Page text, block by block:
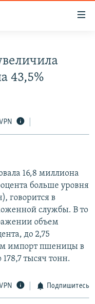
43,5%
16,8 миллиона
больше уровня
говорится в
службы. В то
объем
до 2,75
импорт пшеницы в
тысяч тонн.
Подпишитесь